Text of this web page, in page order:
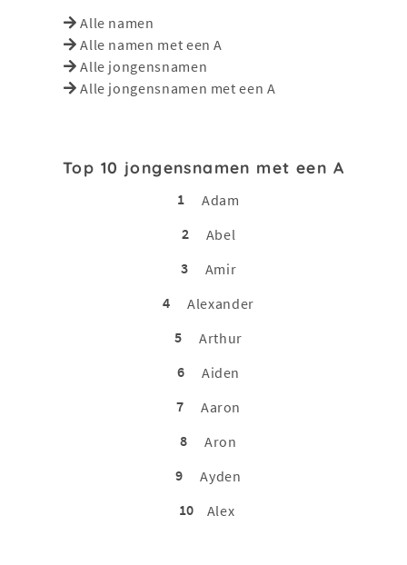
Alle namen
Alle namen met een A
Alle jongensnamen
Alle jongensnamen met een A
Top 10 jongensnamen met een A
1
Adam
2
Abel
3
Amir
4
Alexander
5
Arthur
6
Aiden
7
Aaron
8
Aron
9
Ayden
10
Alex